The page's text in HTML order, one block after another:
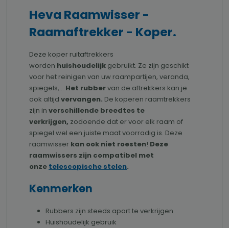
Heva Raamwisser -
Raamaftrekker - Koper.
Deze koper ruitaftrekkers
worden huishoudelijk gebruikt. Ze zijn geschikt
voor het reinigen van uw raampartijen, veranda,
spiegels,... Het rubbervan de aftrekkers kan je
ook altijd vervangen. De koperen raamtrekkers
zijn in verschillende breedtes te
verkrijgen, zodoende dat er voor elk raam of
spiegel wel een juiste maat voorradig is. Deze
raamwisser kan ook niet roesten! Deze
raamwissers zijn compatibel met
onze telescopische stelen.
Kenmerken
Rubbers zijn steeds apart te verkrijgen
Huishoudelijk gebruik